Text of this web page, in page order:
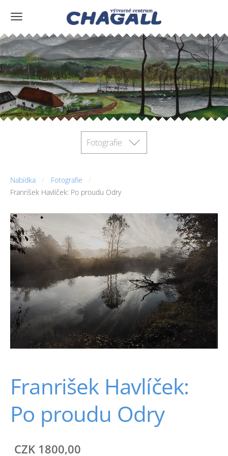
Fotografie
Nabídka
Fotografie
Franrišek Havlíček: Po proudu Odry
Franrišek Havlíček:
Po proudu Odry
CZK 1800,00